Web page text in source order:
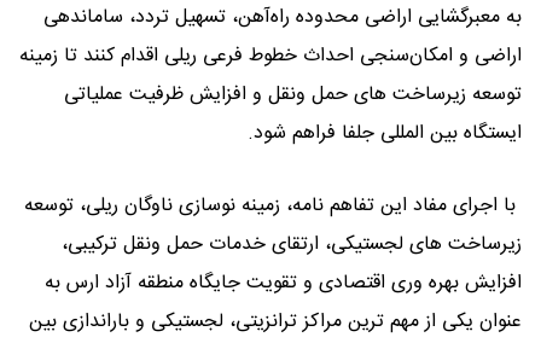
به معبرگشایی اراضی محدوده راه‌آهن، تسهیل تردد، ساماندهی
اراضی و امکان‌سنجی احداث خطوط فرعی ریلی اقدام کنند تا زمینه
توسعه زیرساخت‌ های حمل‌ ونقل و افزایش ظرفیت عملیاتی
ایستگاه بین ‌المللی جلفا فراهم شود.
با اجرای مفاد این تفاهم ‌نامه، زمینه نوسازی ناوگان ریلی، توسعه
زیرساخت‌ های لجستیکی، ارتقای خدمات حمل ‌ونقل ترکیبی،
افزایش بهره‌ وری اقتصادی و تقویت جایگاه منطقه آزاد ارس به
عنوان یکی از مهم ‌ترین مراکز ترانزیتی، لجستیکی و باراندازی بین